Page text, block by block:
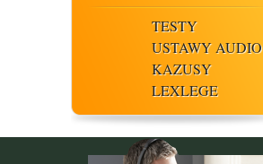
TESTY
USTAWY AUDIO
KAZUSY
LEXLEGE